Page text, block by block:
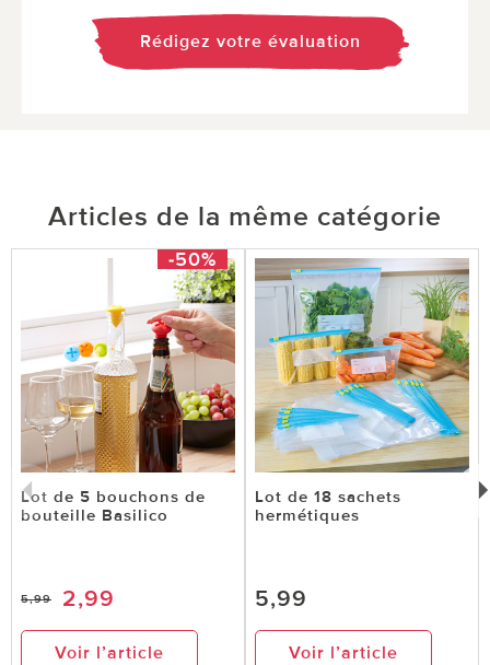
Rédigez votre évaluation
Articles de la même catégorie
-50%
Lot de 5 bouchons de
bouteille Basilico
5,99 2,99
Voir l’article
Lot de 18 sachets
hermétiques
5,99
Voir l’article